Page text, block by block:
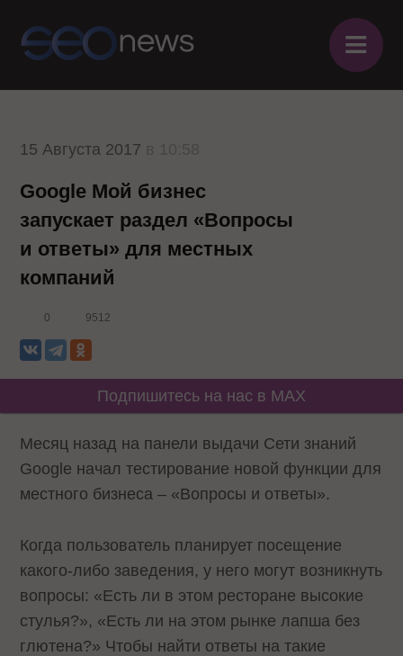
≡
15 Августа 2017
Google Мой бизнес
запускает раздел «Вопросы
и ответы» для местных
компаний
0 9512
Подпишитесь на нас в MAX
Месяц назад на панели выдачи Сети знаний
Google начал тестирование новой функции для
местного бизнеса – «Вопросы и ответы».
Когда пользователь планирует посещение
какого-либо заведения, у него могут возникнуть
вопросы: «Есть ли в этом ресторане высокие
стулья?», «Есть ли на этом рынке лапша без
глютена?» Чтобы найти ответы на такие